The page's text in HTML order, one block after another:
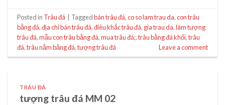
Posted in Trâu đá Taggedbán trâu đá,co so lam trau da,con trâu
bằng đá,địa chỉ bán trâu đá,điêu khắc trâu đá, gia trau da,làm tượng
trâu đá,mẫu con trâu bằng đá,mua trâu đá;,trâu bằng đá khối,trâu
đá,trâu nằm bằng đá,tượng trâu đá Leave a comment
TRÂU ĐÁ
tượng trâu đá MM 02